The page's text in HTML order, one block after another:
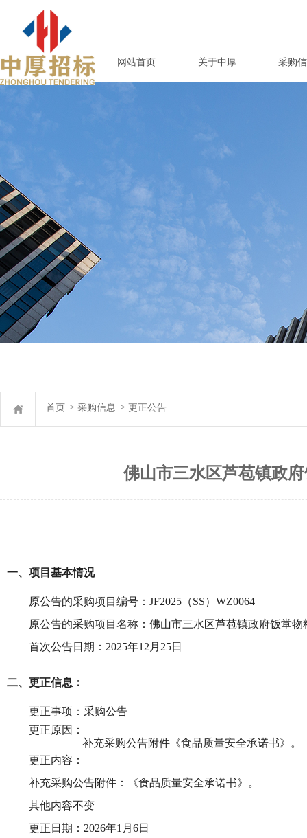
网站首页 关于中厚 采购
首页 > 采购信息 > 更正公告
佛山市三水区芦苞镇政
一、项目基本情况
原公告的采购项目编号： JF2025（SS）WZ0064
原公告的采购项目名称：佛山市三水区芦苞镇政府饭堂
首次公告日期： 2025年12月25日
二、更正信息：
更正事项：采购公告
更正原因：
补充采购公告附件《食品质量安全承诺书》。
更正内容：
补充采购公告附件：《食品质量安全承诺书》。
其他内容不变
更正日期： 2026年1月6日